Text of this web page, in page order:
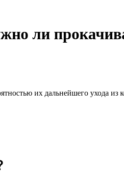
ли
их дальнейшего ухода из